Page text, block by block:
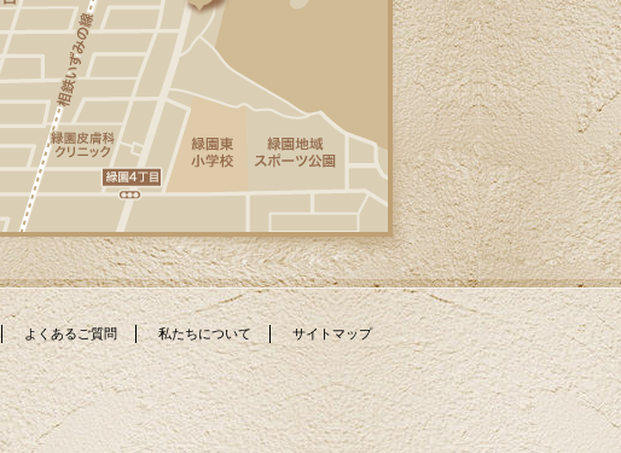
ジでは新しい施工例をアップ致しました。H
区M様邸ではキッチンリフォームを、A区N
様邸では玄関リフォームを実施致しまし
た。どちらもとてもご満足いただいており
ます。リフォームをお考えの方のご参考に
なるかと思います。是非、ご覧ください。
カインドリフォームではお見積り・ご相談
を無料で行っております。メール、お電話
にてお気軽にお問い合わせください。
2026/03/19
ひと雨ごとに春が近づいていますね。桜の
開花のニュースもチラホラと届くようにな
りました。ホームページでは新しい施工例
をアップ致しました。T区M様邸では浴室を
フルリフォームを実施しました。明るく清
潔な空間となり、お風呂タイムが楽しみに
なりますね。カインドリフォームではお見
積り・ご相談を無料で行っております。メ
ール、お電話にてお気軽にお問い合わせく
よくあるご質問 私たちについて サイトマップ